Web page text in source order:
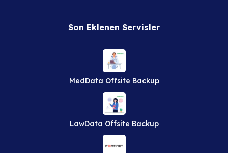
Son Eklenen Servisler
MedData Offsite Backup
LawData Offsite Backup